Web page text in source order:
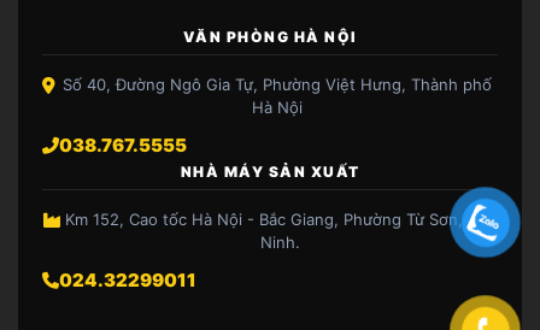
VĂN PHÒNG HÀ NỘI
Số 40, Đường Ngô Gia Tự, Phường Việt Hưng, Thành phố
Hà Nội
038.767.5555
NHÀ MÁY SẢN XUẤT
Km 152, Cao tốc Hà Nội - Bắc Giang, Phường Từ Sơn, Bắc
Ninh.
024.32299011